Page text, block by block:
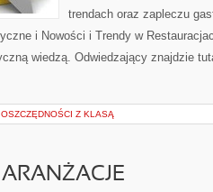
trendach oraz zapleczu
i Nowości i Trendy w
wiedzą. Odwiedzający znajdzie
Z KLASĄ
ARANŻACJE